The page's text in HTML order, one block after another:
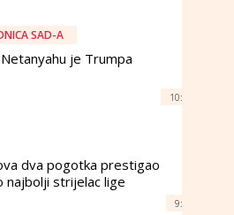
SAD-A
je Trumpa
10:
dva pogotka prestigao
najbolji strijelac lige
9: